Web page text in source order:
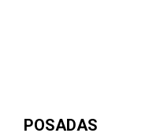
POSADAS